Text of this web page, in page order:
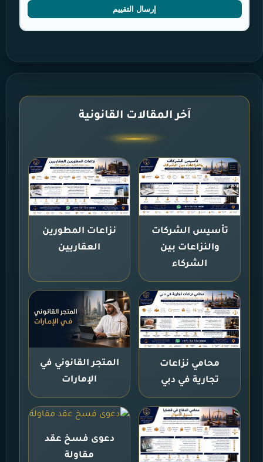
إرسال التقييم
آخر المقالات القانونية
تأسيس الشركات
والنزاعات بين
الشركاء
نزاعات المطورين
العقاريين
محامي نزاعات
تجارية في دبي
المتجر القانوني في
الإمارات
دعوى فسخ عقد
مقاولة